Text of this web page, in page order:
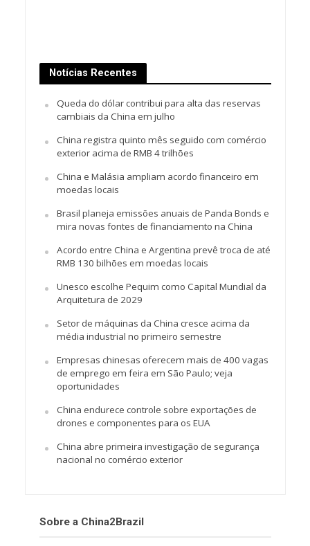
Notícias Recentes
Queda do dólar contribui para alta das reservas
cambiais da China em julho
China registra quinto mês seguido com comércio
exterior acima de RMB 4 trilhões
China e Malásia ampliam acordo financeiro em
moedas locais
Brasil planeja emissões anuais de Panda Bonds e
mira novas fontes de financiamento na China
Acordo entre China e Argentina prevê troca de até
RMB 130 bilhões em moedas locais
Unesco escolhe Pequim como Capital Mundial da
Arquitetura de 2029
Setor de máquinas da China cresce acima da
média industrial no primeiro semestre
Empresas chinesas oferecem mais de 400 vagas
de emprego em feira em São Paulo; veja
oportunidades
China endurece controle sobre exportações de
drones e componentes para os EUA
China abre primeira investigação de segurança
nacional no comércio exterior
Sobre a China2Brazil